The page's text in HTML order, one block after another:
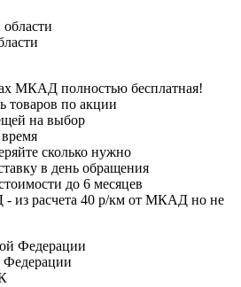
МКАД полностью бесплатная!
товаров по акции
на выбор
сколько нужно
в день обращения
до 6 месяцев
из расчета 40 р/км от МКАД но не
Федерации